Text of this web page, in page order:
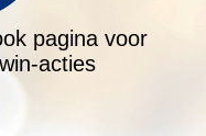
pagina voor
acties